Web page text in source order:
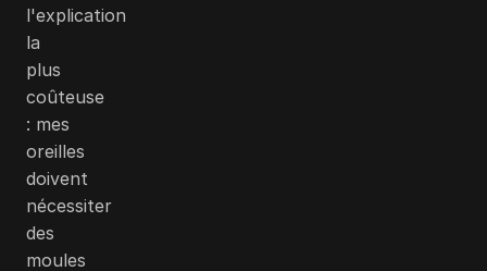
l'explication
la
plus
coûteuse
: mes
oreilles
doivent
nécessiter
des
moules